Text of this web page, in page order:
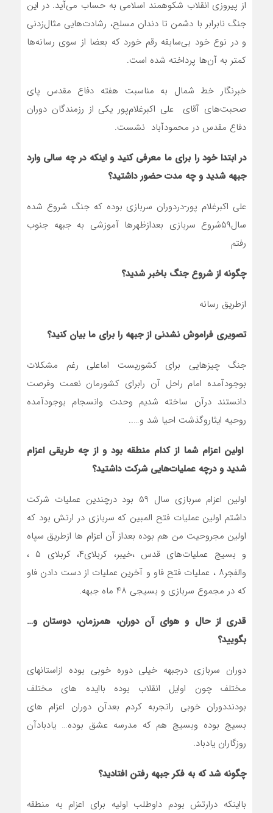
از پیروزی انقلاب شکوهمند اسلامی به حساب می‌آید. در این
جنگ نابرابر با دشمن تا دندان مسلح، رشادت‌هایی مثال‌زدنی
و در نوع خود بی‌سابقه رقم خورد که بعضا از سوی رسانه‌ها
کمتر به آن‌ها پرداخته شده است.
خبرنگار خط شمال به مناسبت هفته دفاع مقدس پای
صحبت‌های آقای علی اکبرغلام‌پور یکی از رزمندگان دوران
دفاع مقدس در محمودآباد نشست.
در ابتدا خود را برای ما معرفی کنید و اینکه در چه سالی وارد
جبهه شدید و چه مدت حضور داشتید؟
علی اکبرغلام پور-دردوران سربازی بوده که جنگ شروع شده
سال۵۹شروع سربازی بعدازظهرها آموزشی به جبهه جنوب
رفتم
چگونه از شروع جنگ باخبر شدید؟
ازطریق رسانه
تصویری فراموش نشدنی از جبهه را برای ما بیان کنید؟
جنگ چیزهایی برای کشوریست اماعلی رغم مشکلات
بوجودآمده امام راحل آن رابرای کشورمان نعمت وفرصت
دانستند درآن ساخته شديم وحدت وانسجام بوجودآمده
روحیه ایثاروگذشت احیا شد و…..
اولین اعزام شما از کدام منطقه بود و از چه طریقی اعزام
شدید و درچه عملیات‌هایی شرکت داشتید؟
اولین اعزام سربازی سال ۵۹ بود درچندین عملیات شرکت
داشتم اولین عملیات فتح المبین که سربازی در ارتش بود که
اولین مجروحیت من هم بوده بعداز آن اعزام ها ازطریق سپاه
و بسیج عملیات‌های قدس ،خیبر، کربلای۴، کربلای ۵ ،
والفجر۸ ، عملیات فتح فاو و آخرین عملیات از دست دادن فاو
که در مجموع سربازی و بسیجی ۴۸ ماه جبهه.
قدری از حال و هوای آن دوران، همرزمان، دوستان و…
بگویید؟
دوران سربازی درجبهه خیلی دوره خوبی بوده ازاستانهای
مختلف چون اوایل انقلاب بوده باایده های مختلف
بودنددوران خوبی راتجربه کردم بعدآن دوران اعزام های
بسیج بوده وبسیج هم که مدرسه عشق بوده… یادبادآن
روزگاران یادباد.
چگونه شد که به فکر جبهه رفتن افتادید؟
بااینکه درارتش بودم داوطلب اولیه برای اعزام به منطقه